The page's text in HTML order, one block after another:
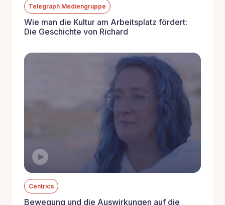
Telegraph Mediengruppe
Wie man die Kultur am Arbeitsplatz fördert:
Die Geschichte von Richard
Centrica
Bewegung und die Auswirkungen auf die